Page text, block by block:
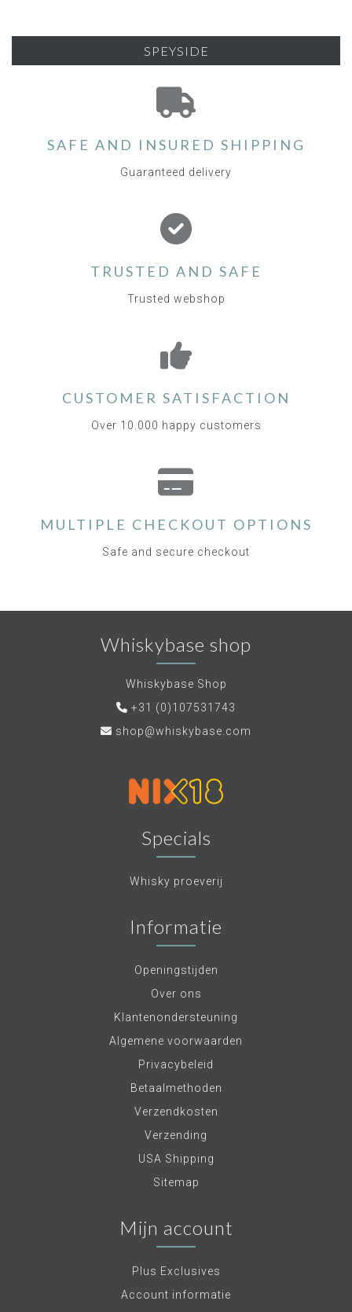
SPEYSIDE
SAFE AND INSURED SHIPPING
Guaranteed delivery
TRUSTED AND SAFE
Trusted webshop
CUSTOMER SATISFACTION
Over 10.000 happy customers
MULTIPLE CHECKOUT OPTIONS
Safe and secure checkout
Whiskybase shop
Whiskybase Shop
+31 (0)107531743
shop@whiskybase.com
Specials
Whisky proeverij
Informatie
Openingstijden
Over ons
Klantenondersteuning
Algemene voorwaarden
Privacybeleid
Betaalmethoden
Verzendkosten
Verzending
USA Shipping
Sitemap
Mijn account
Plus Exclusives
Account informatie